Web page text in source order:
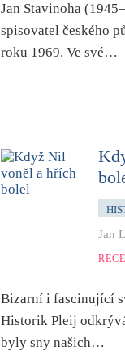
Jan Stavinoha
spisovatel českého
roku 1969. Ve své…
Jan
Bizarní i fascinující
Historik Pleij
byly sny našich…